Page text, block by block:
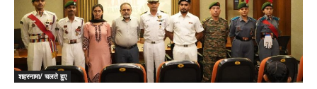
शहरनामा/ चलते हुए